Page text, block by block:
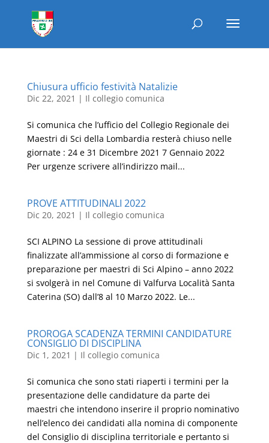
Chiusura ufficio festività Natalizie
Dic 22, 2021 | Il collegio comunica
Si comunica che l’ufficio del Collegio Regionale dei
Maestri di Sci della Lombardia resterà chiuso nelle
giornate : 24 e 31 Dicembre 2021 7 Gennaio 2022
Per urgenze scrivere all’indirizzo mail...
PROVE ATTITUDINALI 2022
Dic 20, 2021 | Il collegio comunica
SCI ALPINO La sessione di prove attitudinali
finalizzate all’ammissione al corso di formazione e
preparazione per maestri di Sci Alpino – anno 2022
si svolgerà in nel Comune di Valfurva Località Santa
Caterina (SO) dall’8 al 10 Marzo 2022. Le...
PROROGA SCADENZA TERMINI CANDIDATURE
CONSIGLIO DI DISCIPLINA
Dic 1, 2021 | Il collegio comunica
Si comunica che sono stati riaperti i termini per la
presentazione delle candidature da parte dei
maestri che intendono inserire il proprio nominativo
nell’elenco dei candidati alla nomina di componente
del Consiglio di disciplina territoriale e pertanto si